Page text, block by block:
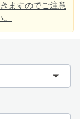
ますのでご注意